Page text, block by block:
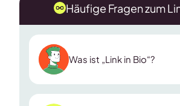
Häufige Fragen zum
Was ist „Link in Bio“?